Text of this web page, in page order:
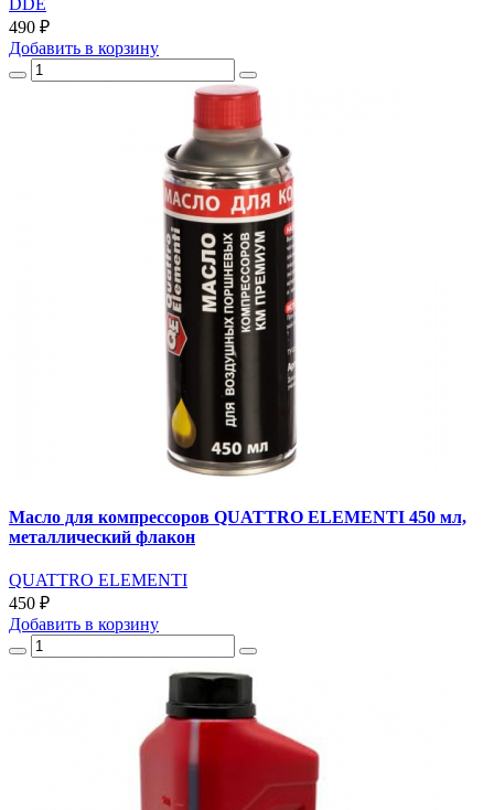
DDE
490 ₽
Добавить в корзину
Масло для компрессоров QUATTRO ELEMENTI 450 мл,
металлический флакон
QUATTRO ELEMENTI
450 ₽
Добавить в корзину